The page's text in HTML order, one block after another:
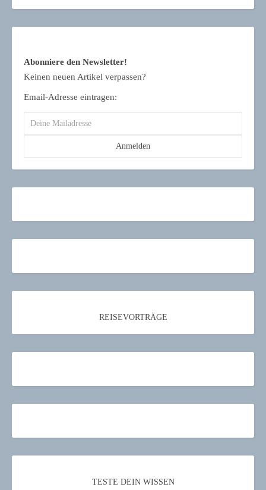
Abonniere den Newsletter!
Keinen neuen Artikel verpassen?
Email-Adresse eintragen:
REISEVORTRÄGE
TESTE DEIN WISSEN